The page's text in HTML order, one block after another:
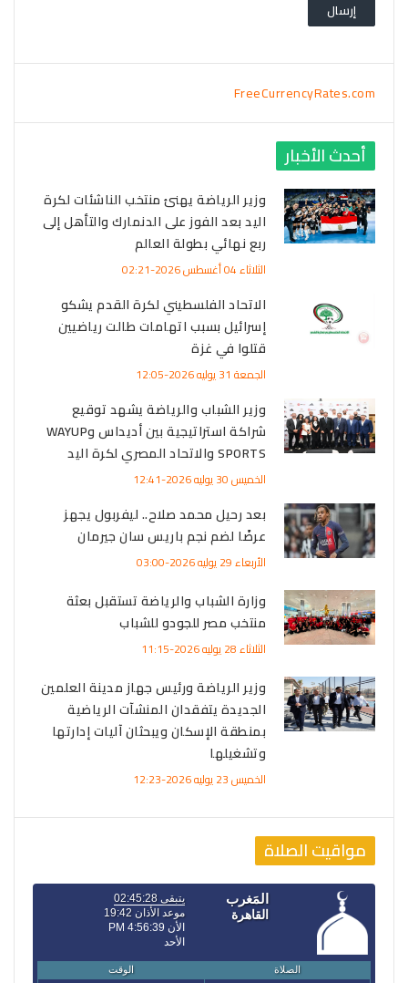
FreeCurrencyRates.com
أحدث الأخبار
وزير الرياضة يهنئ منتخب الناشئات لكرة
اليد بعد الفوز على الدنمارك والتأهل إلى
ربع نهائي بطولة العالم
الثلاثاء 04 أغسطس 2026-02:21
الاتحاد الفلسطيني لكرة القدم يشكو
إسرائيل بسبب اتهامات طالت رياضيين
قتلوا في غزة
الجمعة 31 يوليه 2026-12:05
وزير الشباب والرياضة يشهد توقيع
شراكة استراتيجية بين أديداس وWAYUP
SPORTS والاتحاد المصري لكرة اليد
الخميس 30 يوليه 2026-12:41
بعد رحيل محمد صلاح.. ليفربول يجهز
عرضًا لضم نجم باريس سان جيرمان
الأربعاء 29 يوليه 2026-03:00
وزارة الشباب والرياضة تستقبل بعثة
منتخب مصر للجودو للشباب
الثلاثاء 28 يوليه 2026-11:15
وزير الرياضة ورئيس جهاز مدينة العلمين
الجديدة يتفقدان المنشآت الرياضية
بمنطقة الإسكان ويبحثان آليات إدارتها
وتشغيلها
الخميس 23 يوليه 2026-12:23
مواقيت الصلاة